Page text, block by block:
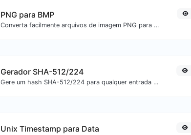
PNG para BMP
Converta facilmente arquivos de imagem PNG para BMP.
Gerador SHA-512/224
Gere um hash SHA-512/224 para qualquer entrada de texto.
Unix Timestamp para Data